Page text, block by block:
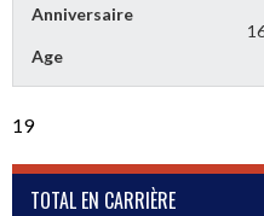
Anniversaire
Age
19
TOTAL EN CARRIÈRE